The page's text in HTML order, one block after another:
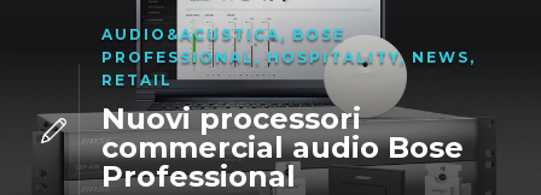
AUDIO&ACUSTICA, BOSE
PROFESSIONAL ,HOSPITALITY, NEWS ,
RETAIL
Nuovi processori
commercial audio Bose
Professional